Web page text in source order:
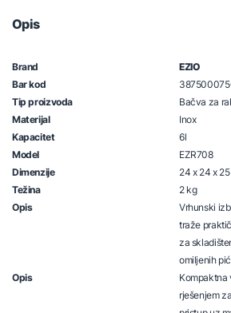
Opis
Brand
EZIO
Bar kod
Tip proizvoda
Bačva za
Materijal
Inox
Kapacitet
6l
Model
EZR708
Dimenzije
24 x 24 x
Težina
2 kg
Opis
Vrhunski
traže
za
omiljenih
Opis
Kompaktna
rješenjem